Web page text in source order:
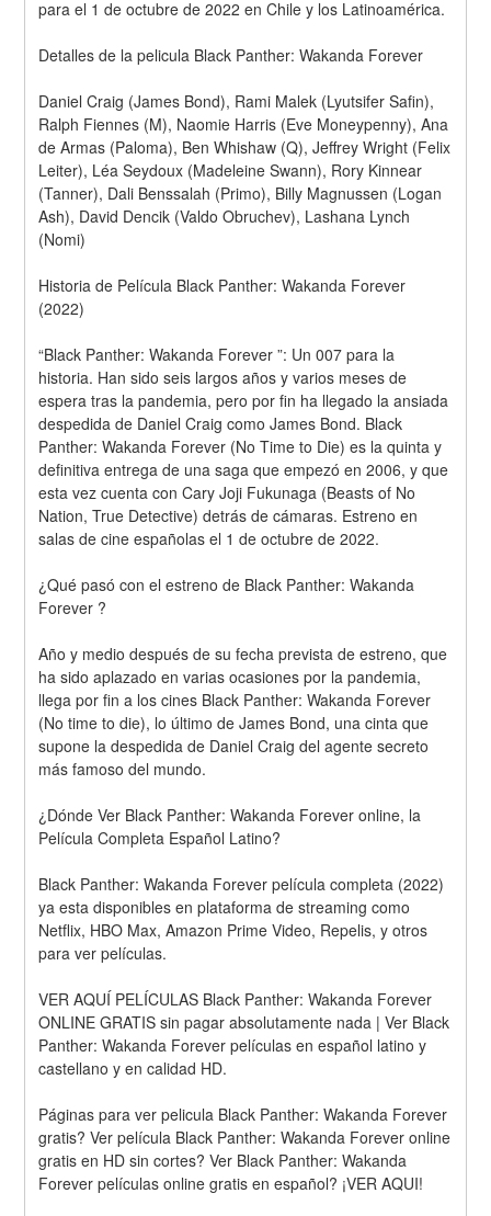
para el 1 de octubre de 2022 en Chile y los Latinoamérica.
Detalles de la pelicula Black Panther: Wakanda Forever
Daniel Craig (James Bond), Rami Malek (Lyutsifer Safin),
Ralph Fiennes (M), Naomie Harris (Eve Moneypenny), Ana
de Armas (Paloma), Ben Whishaw (Q), Jeffrey Wright (Felix
Leiter), Léa Seydoux (Madeleine Swann), Rory Kinnear
(Tanner), Dali Benssalah (Primo), Billy Magnussen (Logan
Ash), David Dencik (Valdo Obruchev), Lashana Lynch
(Nomi)
Historia de Película Black Panther: Wakanda Forever
(2022)
“Black Panther: Wakanda Forever ”: Un 007 para la
historia. Han sido seis largos años y varios meses de
espera tras la pandemia, pero por fin ha llegado la ansiada
despedida de Daniel Craig como James Bond. Black
Panther: Wakanda Forever (No Time to Die) es la quinta y
definitiva entrega de una saga que empezó en 2006, y que
esta vez cuenta con Cary Joji Fukunaga (Beasts of No
Nation, True Detective) detrás de cámaras. Estreno en
salas de cine españolas el 1 de octubre de 2022.
¿Qué pasó con el estreno de Black Panther: Wakanda
Forever ?
Año y medio después de su fecha prevista de estreno, que
ha sido aplazado en varias ocasiones por la pandemia,
llega por fin a los cines Black Panther: Wakanda Forever
(No time to die), lo último de James Bond, una cinta que
supone la despedida de Daniel Craig del agente secreto
más famoso del mundo.
¿Dónde Ver Black Panther: Wakanda Forever online, la
Película Completa Español Latino?
Black Panther: Wakanda Forever película completa (2022)
ya esta disponibles en plataforma de streaming como
Netflix, HBO Max, Amazon Prime Video, Repelis, y otros
para ver películas.
VER AQUÍ PELÍCULAS Black Panther: Wakanda Forever
ONLINE GRATIS sin pagar absolutamente nada | Ver Black
Panther: Wakanda Forever películas en español latino y
castellano y en calidad HD.
Páginas para ver pelicula Black Panther: Wakanda Forever
gratis? Ver película Black Panther: Wakanda Forever online
gratis en HD sin cortes? Ver Black Panther: Wakanda
Forever películas online gratis en español? ¡VER AQUI!